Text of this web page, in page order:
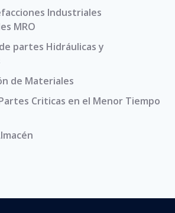
Industriales
MRO
partes Hidráulicas y
de Materiales
Criticas en el Menor Tiempo